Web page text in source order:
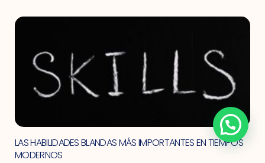
LAS HABILIDADES BLANDAS MÁS IMPORTANTES EN TIEMPOS
MODERNOS